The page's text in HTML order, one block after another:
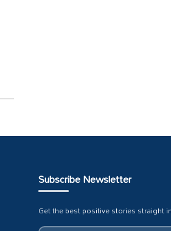
Subscribe Newsletter
Get the best positive stories straight